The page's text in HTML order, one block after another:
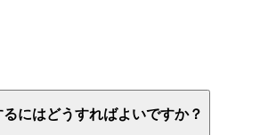
にはどうすればよいですか？